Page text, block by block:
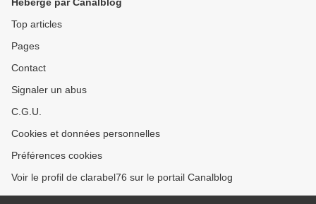
Top articles
Pages
Contact
Signaler un abus
C.G.U.
Cookies et données personnelles
Préférences cookies
Voir le profil de clarabel76 sur le portail Canalblog